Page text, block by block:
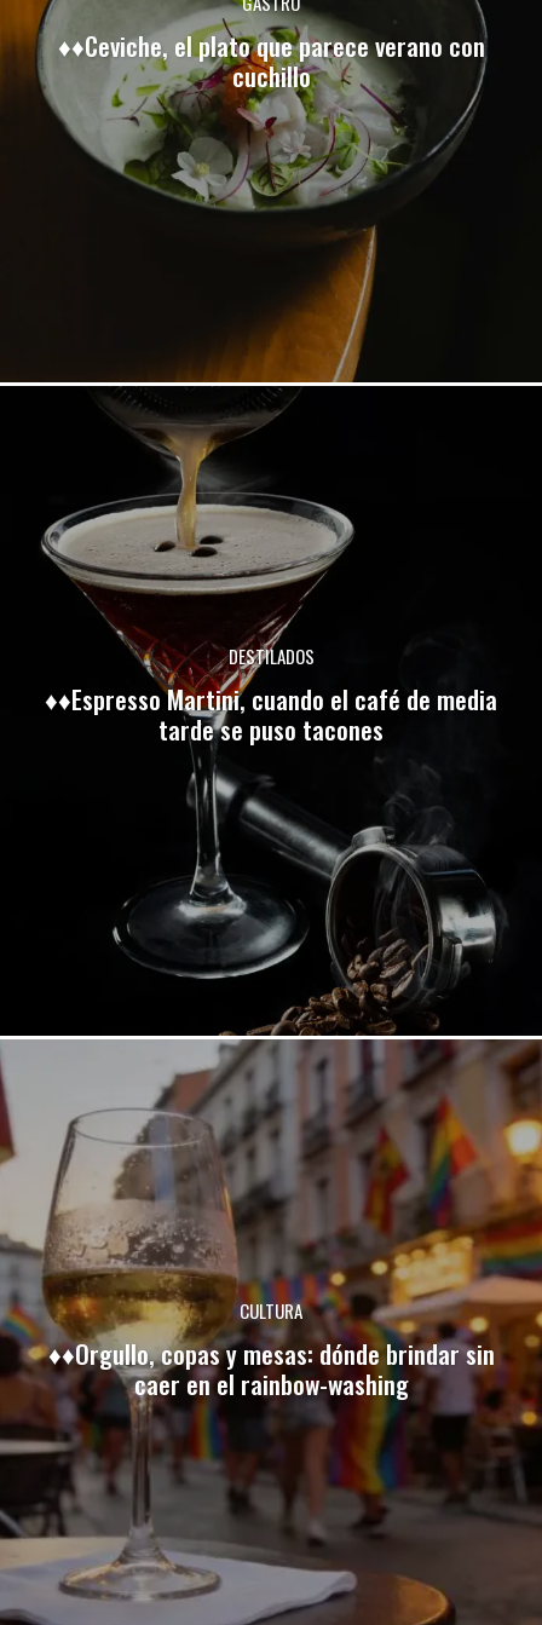
♦♦Ceviche, el plato que parece verano con
cuchillo
DESTILADOS
♦♦Espresso Martini, cuando el café de media
tarde se puso tacones
CULTURA
♦♦Orgullo, copas y mesas: dónde brindar sin
caer en el rainbow-washing